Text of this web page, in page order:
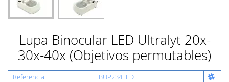
Lupa Binocular LED Ultralyt 20x-
30x-40x (Objetivos permutables)
Referencia
LBUP234LED